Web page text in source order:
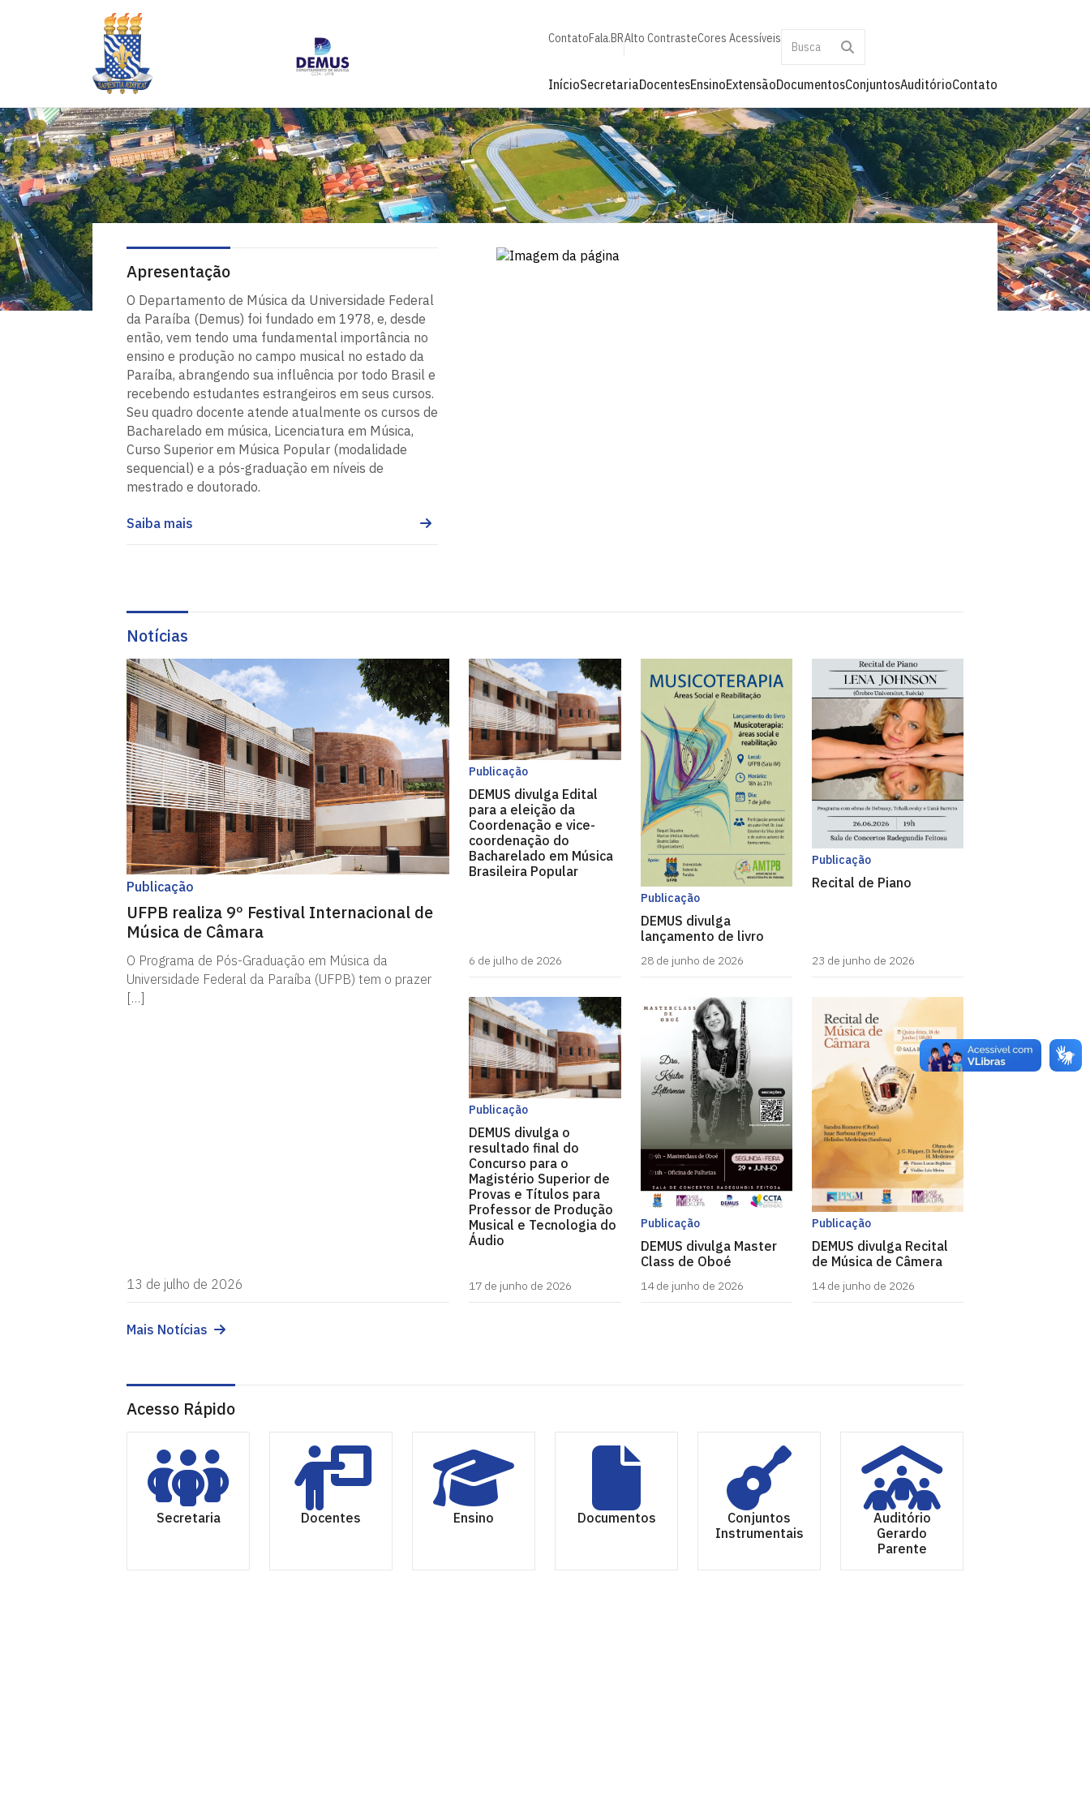
ContatoFala.BRAlto ContrasteCores Acessíveis
InícioSecretariaDocentesEnsinoExtensãoDocumentosConjuntosAuditórioContato
Apresentação
O Departamento de Música da Universidade Federal
da Paraíba (Demus) foi fundado em 1978, e, desde
então, vem tendo uma fundamental importância no
ensino e produção no campo musical no estado da
Paraíba, abrangendo sua influência por todo Brasil e
recebendo estudantes estrangeiros em seus cursos.
Seu quadro docente atende atualmente os cursos de
Bacharelado em música, Licenciatura em Música,
Curso Superior em Música Popular (modalidade
sequencial) e a pós-graduação em níveis de
mestrado e doutorado.
Saiba mais
Notícias
Publicação
UFPB realiza 9º Festival Internacional de
Música de Câmara
O Programa de Pós-Graduação em Música da
Universidade Federal da Paraíba (UFPB) tem o prazer
[…]
13 de julho de 2026
Publicação
DEMUS divulga Edital
para a eleição da
Coordenação e vice-
coordenação do
Bacharelado em Música
Brasileira Popular
6 de julho de 2026
Publicação
DEMUS divulga
lançamento de livro
28 de junho de 2026
Publicação
Recital de Piano
23 de junho de 2026
Publicação
DEMUS divulga o
resultado final do
Concurso para o
Magistério Superior de
Provas e Títulos para
Professor de Produção
Musical e Tecnologia do
Áudio
17 de junho de 2026
Publicação
DEMUS divulga Master
Class de Oboé
14 de junho de 2026
Publicação
DEMUS divulga Recital
de Música de Câmera
14 de junho de 2026
Mais Notícias
Acesso Rápido
Secretaria Docentes Ensino Documentos
Conjuntos
Instrumentais
Auditório
Gerardo
Parente